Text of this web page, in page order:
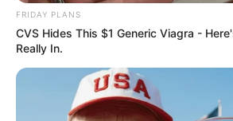
FRIDAY PLANS
CVS Hides This $1 Generic Viagra -
Really In.